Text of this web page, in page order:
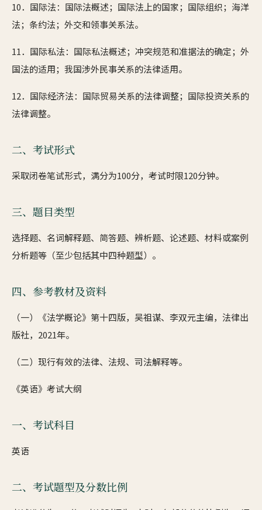
10．国际法：国际法概述；国际法上的国家；国际组织；海洋
法；条约法；外交和领事关系法。
11．国际私法：国际私法概述；冲突规范和准据法的确定；外
国法的适用；我国涉外民事关系的法律适用。
12．国际经济法：国际贸易关系的法律调整；国际投资关系的
法律调整。
二、考试形式
采取闭卷笔试形式，满分为100分，考试时限120分钟。
三、题目类型
选择题、名词解释题、简答题、辨析题、论述题、材料或案例
分析题等（至少包括其中四种题型）。
四、参考教材及资料
（一）《法学概论》第十四版，吴祖谋、李双元主编，法律出
版社，2021年。
（二）现行有效的法律、法规、司法解释等。
《英语》考试大纲
一、考试科目
英语
二、考试题型及分数比例